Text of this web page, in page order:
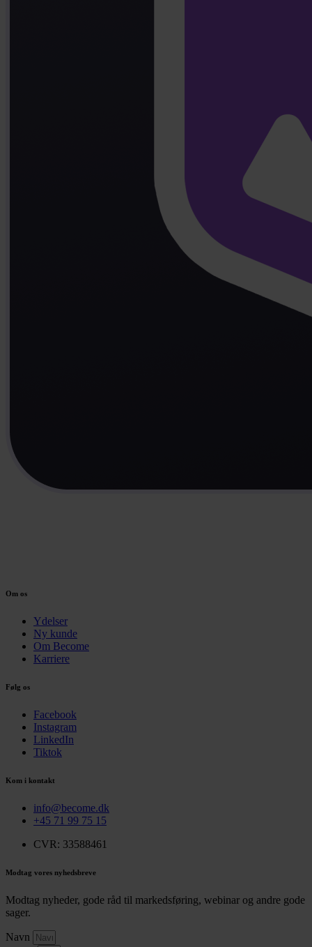
Om os
Ydelser
Ny kunde
Om Become
Karriere
Følg os
Facebook
Instagram
LinkedIn
Tiktok
Kom i kontakt
info@become.dk
+45 71 99 75 15
CVR: 33588461
Modtag vores nyhedsbreve
Modtag nyheder, gode råd til markedsføring, webinar og andre gode
sager.
Navn